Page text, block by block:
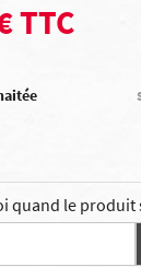
TTC
quand le